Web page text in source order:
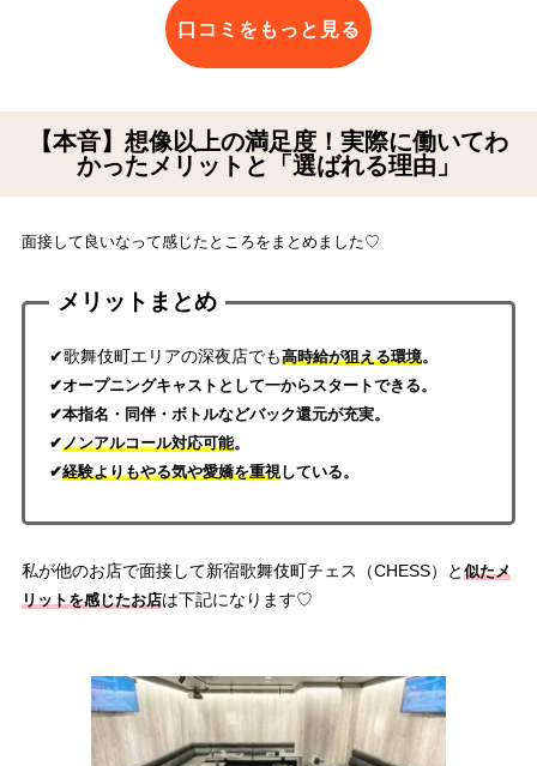
口コミをもっと見る
【本音】想像以上の満足度！実際に働いてわ
かったメリットと「選ばれる理由」
面接して良いなって感じたところをまとめました♡
メリットまとめ
✔歌舞伎町エリアの深夜店でも高時給が狙える環境。
✔オープニングキャストとして一からスタートできる。
✔本指名・同伴・ボトルなどバック還元が充実。
✔ノンアルコール対応可能。
✔経験よりもやる気や愛嬌を重視している。
私が他のお店で面接して新宿歌舞伎町チェス（CHESS）と 似たメ
リットを感じたお店は下記になります♡